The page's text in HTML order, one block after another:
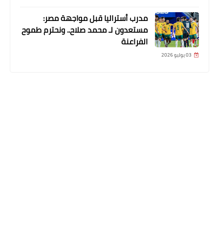
مدرب أستراليا قبل مواجهة مصر:
مستعدون لـ محمد صلاح.. ونحترم طموح
الفراعنة
03 يوليو 2026